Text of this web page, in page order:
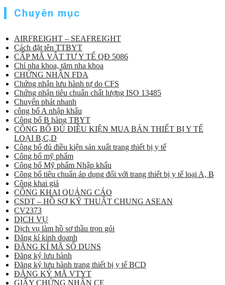
Chuyên mục
AIRFREIGHT – SEAFREIGHT
Cách đặt tên TTBYT
CẤP MÃ VẬT TƯ Y TẾ QĐ 5086
Chỉ nha khoa, tăm nha khoa
CHỨNG NHẬN FDA
Chứng nhận lưu hành tự do CFS
Chứng nhận tiêu chuẩn chất lượng ISO 13485
Chuyển phát nhanh
công bố A nhập khẩu
Công bố B hàng TBYT
CÔNG BỐ ĐỦ ĐIỀU KIỆN MUA BÁN THIẾT BỊ Y TẾ
LOẠI B,C,D
Công bố đủ điều kiện sản xuất trang thiết bị y tế
Công bố mỹ phẩm
Công bố Mỹ phẩm Nhập khẩu
Công bố tiêu chuẩn áp dụng đối với trang thiết bị y tế loại A, B
Công khai giá
CÔNG KHAI QUẢNG CÁO
CSDT – HỒ SƠ KỸ THUẬT CHUNG ASEAN
CV2373
DỊCH VỤ
Dịch vụ làm hồ sơ thầu trọn gói
Đăng kí kinh doanh
ĐĂNG KÍ MÃ SỐ DUNS
Đăng ký lưu hành
Đăng ký lưu hành trang thiết bị y tế BCD
ĐĂNG KÝ MÃ VTYT
GIẤY CHỨNG NHẬN CE